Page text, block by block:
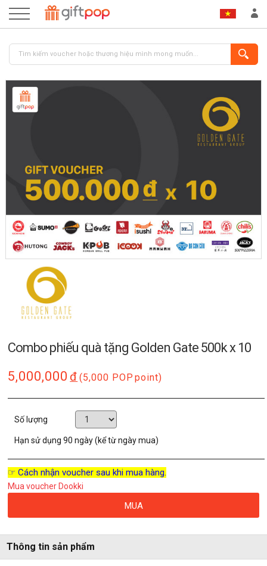
ĐĂNG NHẬP
Combo phiếu quà tặng Golden Gate 500k x 10
5,000,000 đ (5,000 POP point)
Số lượng
Hạn sử dụng90 ngày (kể từ ngày mua)
☞ Cách nhận voucher sau khi mua hàng.
Mua voucher Dookki
MUA
Thông tin sản phẩm